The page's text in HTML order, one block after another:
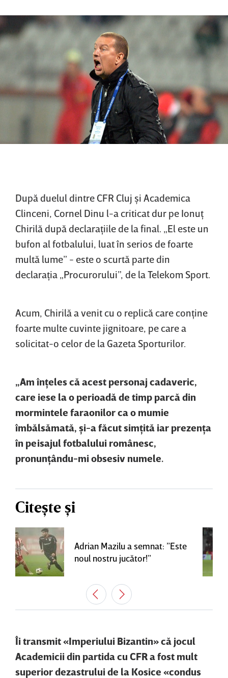
După duelul dintre CFR Cluj şi Academica
Clinceni, Cornel Dinu l-a criticat dur pe Ionuţ
Chirilă după declaraţiile de la final. „El este un
bufon al fotbalului, luat în serios de foarte
multă lume” - este o scurtă parte din
declaraţia „Procurorului”, de la Telekom Sport.
Acum, Chirilă a venit cu o replică care conţine
foarte multe cuvinte jignitoare, pe care a
solicitat-o celor de la Gazeta Sporturilor.
„Am înţeles că acest personaj cadaveric,
care iese la o perioadă de timp parcă din
mormintele faraonilor ca o mumie
îmbălsămată, şi-a făcut simţită iar prezenţa
în peisajul fotbalului românesc,
pronunţându-mi obsesiv numele.
Citește și
Adrian Mazilu a semnat: ”Este
noul nostru jucător!”
Îi transmit «Imperiului Bizantin» că jocul
Academicii din partida cu CFR a fost mult
superior dezastrului de la Kosice «condus